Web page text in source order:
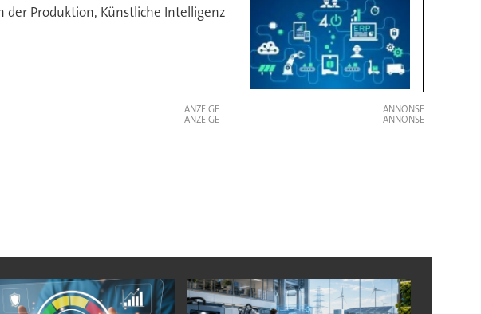
der Produktion, Künstliche Intelligenz
ANZEIGE
ANZEIGE